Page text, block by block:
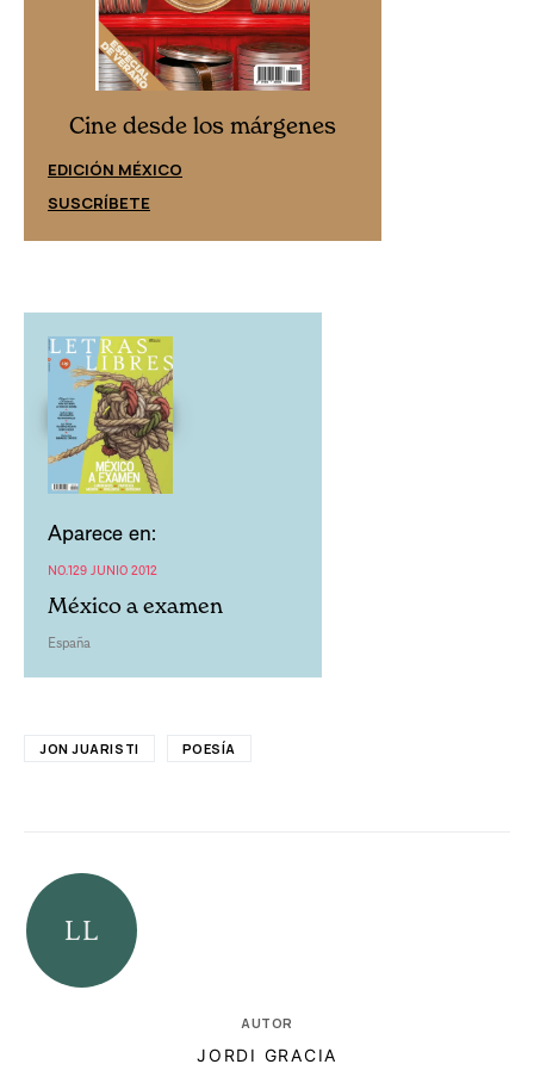
Cine desde los márgenes
EDICIÓN MÉXICO
SUSCRÍBETE
Aparece en:
NO.129 JUNIO 2012
México a examen
España
JON JUARISTI POESÍA
AUTOR
JORDI GRACIA